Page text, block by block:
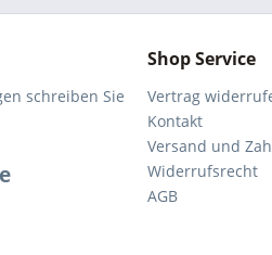
schreiben Sie
Shop Service
Vertrag
Kontakt
Versand und
Widerrufsrecht
AGB